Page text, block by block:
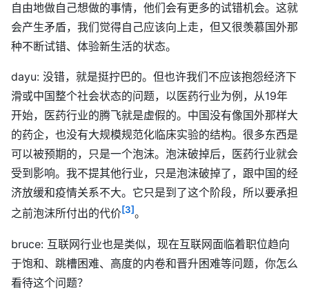
自由地做自己想做的事情，他们会有更多的试错机会。这就
会产生矛盾，我们觉得自己应该向上走，但又很羡慕国外那
种不断试错、体验新生活的状态。
dayu: 没错，就是挺拧巴的。但也许我们不应该抱怨经济下
滑或中国整个社会状态的问题，以医药行业为例，从19年
开始，医药行业的腾飞就是虚假的。中国没有像国外那样大
的药企，也没有大规模规范化临床实验的结构。很多东西是
可以被预期的，只是一个泡沫。泡沫破掉后，医药行业就会
受到影响。我不提其他行业，只是泡沫破掉了，跟中国的经
济放缓和疫情关系不大。它只是到了这个阶段，所以要承担
之前泡沫所付出的代价[3]。
bruce: 互联网行业也是类似，现在互联网面临着职位趋向
于饱和、跳槽困难、高度的内卷和晋升困难等问题，你怎么
看待这个问题？